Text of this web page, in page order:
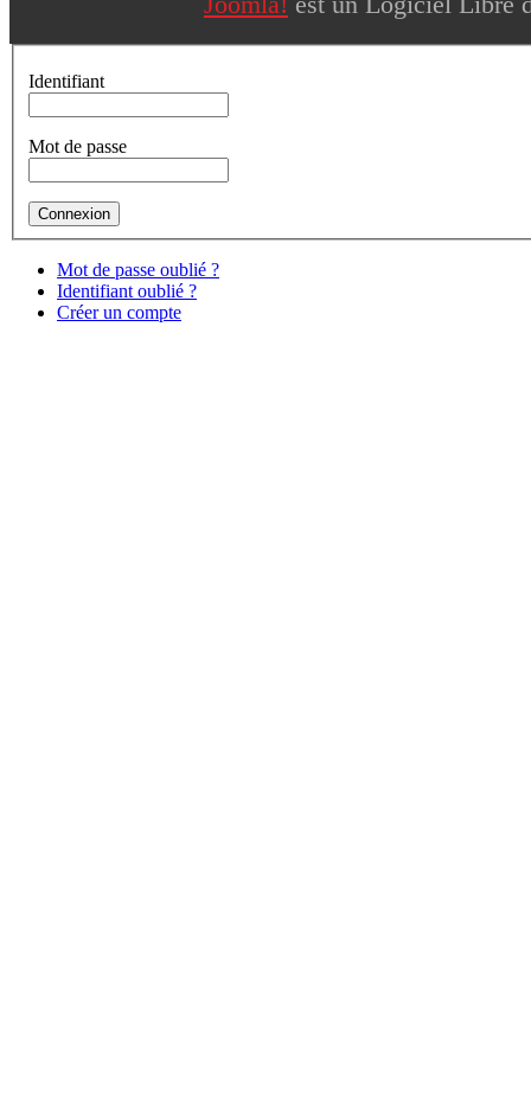
Identifiant
Mot de passe
Mot de passe oublié ?
Identifiant oublié ?
Créer un compte